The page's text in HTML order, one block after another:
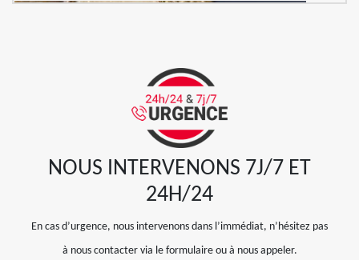
NOUS INTERVENONS 7J/7 ET
24H/24
En cas d’urgence, nous intervenons dans l’immédiat, n’hésitez pas
à nous contacter via le formulaire ou à nous appeler.